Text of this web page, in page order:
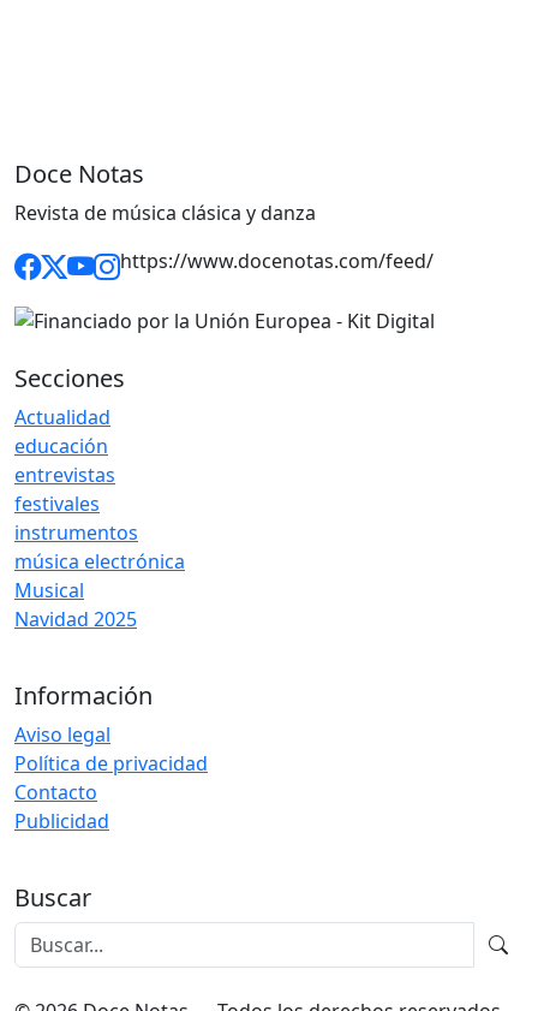
Doce Notas
Revista de música clásica y danza
https://www.docenotas.com/feed/
Secciones
Actualidad
educación
entrevistas
festivales
instrumentos
música electrónica
Musical
Navidad 2025
Información
Aviso legal
Política de privacidad
Contacto
Publicidad
Buscar